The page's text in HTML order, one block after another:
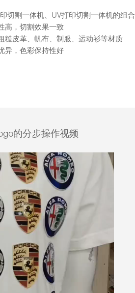
切割一体机、UV打印切割一体机的组合
高，切割效果一致
糙皮革、帆布、制服、运动衫等材质
异，色彩保持性好
的分步操作视频